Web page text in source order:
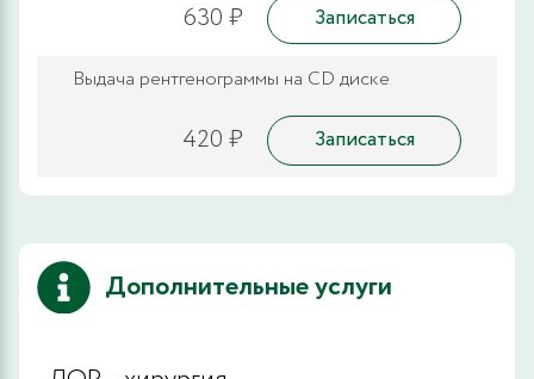
630 ₽ Записаться
Выдача рентгенограммы на CD диске
420 ₽ Записаться
Дополнительные услуги